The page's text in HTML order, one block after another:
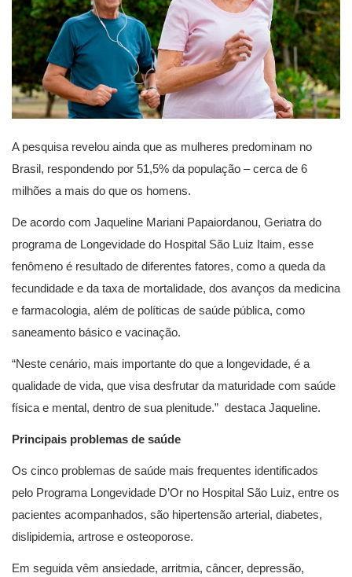
A pesquisa revelou ainda que as mulheres predominam no
Brasil, respondendo por 51,5% da população – cerca de 6
milhões a mais do que os homens.
De acordo com Jaqueline Mariani Papaiordanou, Geriatra do
programa de Longevidade do Hospital São Luiz Itaim, esse
fenômeno é resultado de diferentes fatores, como a queda da
fecundidade e da taxa de mortalidade, dos avanços da medicina
e farmacologia, além de políticas de saúde pública, como
saneamento básico e vacinação.
“Neste cenário, mais importante do que a longevidade, é a
qualidade de vida, que visa desfrutar da maturidade com saúde
física e mental, dentro de sua plenitude.” destaca Jaqueline.
Principais problemas de saúde
Os cinco problemas de saúde mais frequentes identificados
pelo Programa Longevidade D’Or no Hospital São Luiz, entre os
pacientes acompanhados, são hipertensão arterial, diabetes,
dislipidemia, artrose e osteoporose.
Em seguida vêm ansiedade, arritmia, câncer, depressão,